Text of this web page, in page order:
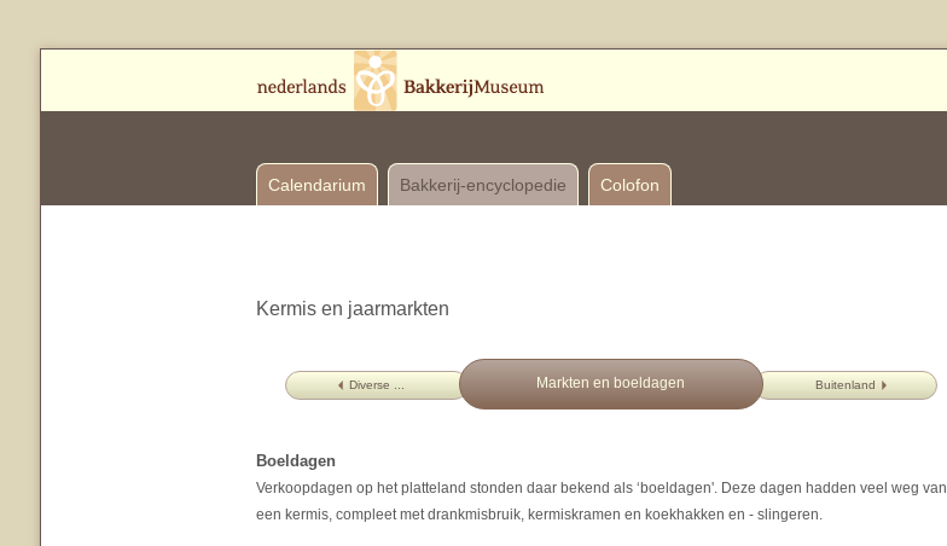
Calendarium Bakkerij-encyclopedie Colofon
Kermis en jaarmarkten
Diverse ... Buitenland
Markten en boeldagen
Boeldagen
Verkoopdagen op het platteland stonden daar bekend als ‘boeldagen'. Deze dagen hadden veel weg van
een kermis, compleet met drankmisbruik, kermiskramen en koekhakken en - slingeren.